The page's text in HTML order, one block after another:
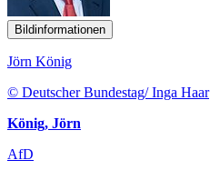
Bildinformationen
Jörn König
© Deutscher Bundestag/ Inga Haar
König, Jörn
AfD